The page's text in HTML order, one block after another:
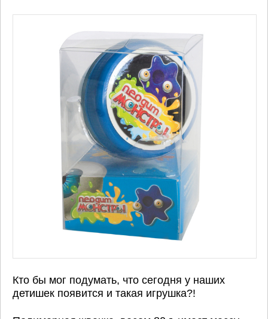
Кто бы мог подумать, что сегодня у наших
детишек появится и такая игрушка?!